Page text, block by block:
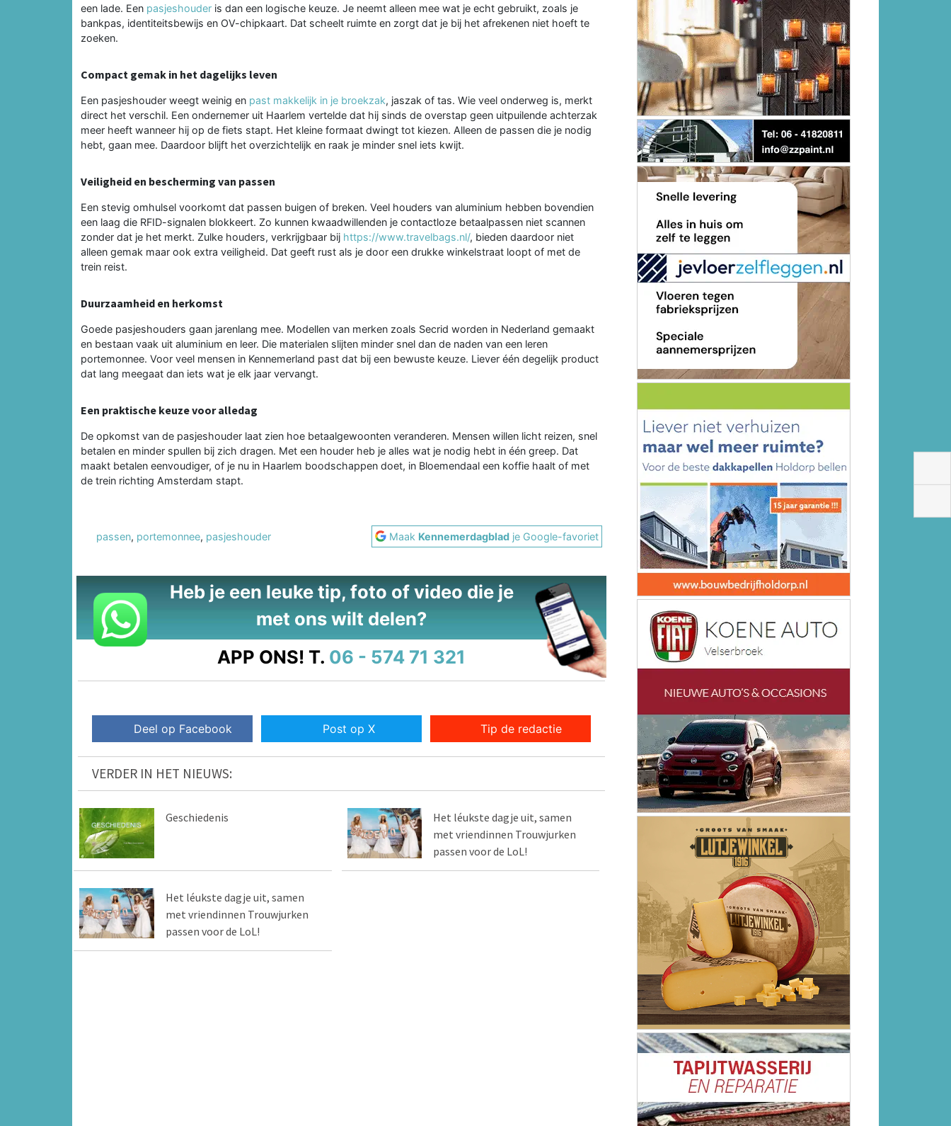
een lade. Een pasjeshouder is dan een logische keuze. Je neemt alleen mee wat je echt gebruikt, zoals je
bankpas, identiteitsbewijs en OV-chipkaart. Dat scheelt ruimte en zorgt dat je bij het afrekenen niet hoeft te
zoeken.
Compact gemak in het dagelijks leven
Een pasjeshouder weegt weinig en past makkelijk in je broekzak, jaszak of tas. Wie veel onderweg is, merkt
direct het verschil. Een ondernemer uit Haarlem vertelde dat hij sinds de overstap geen uitpuilende achterzak
meer heeft wanneer hij op de fiets stapt. Het kleine formaat dwingt tot kiezen. Alleen de passen die je nodig
hebt, gaan mee. Daardoor blijft het overzichtelijk en raak je minder snel iets kwijt.
Veiligheid en bescherming van passen
Een stevig omhulsel voorkomt dat passen buigen of breken. Veel houders van aluminium hebben bovendien
een laag die RFID-signalen blokkeert. Zo kunnen kwaadwillenden je contactloze betaalpassen niet scannen
zonder dat je het merkt. Zulke houders, verkrijgbaar bij https://www.travelbags.nl/, bieden daardoor niet
alleen gemak maar ook extra veiligheid. Dat geeft rust als je door een drukke winkelstraat loopt of met de
trein reist.
Duurzaamheid en herkomst
Goede pasjeshouders gaan jarenlang mee. Modellen van merken zoals Secrid worden in Nederland gemaakt
en bestaan vaak uit aluminium en leer. Die materialen slijten minder snel dan de naden van een leren
portemonnee. Voor veel mensen in Kennemerland past dat bij een bewuste keuze. Liever één degelijk product
dat lang meegaat dan iets wat je elk jaar vervangt.
Een praktische keuze voor alledag
De opkomst van de pasjeshouder laat zien hoe betaalgewoonten veranderen. Mensen willen licht reizen, snel
betalen en minder spullen bij zich dragen. Met een houder heb je alles wat je nodig hebt in één greep. Dat
maakt betalen eenvoudiger, of je nu in Haarlem boodschappen doet, in Bloemendaal een koffie haalt of met
de trein richting Amsterdam stapt.
passen, portemonnee, pasjeshouder Maak Kennemerdagblad je Google-favoriet
Heb je een leuke tip, foto of video die je
met ons wilt delen?
APP ONS! T. 06 - 574 71 321
Deel op Facebook Post op X Tip de redactie
VERDER IN HET NIEUWS:
Geschiedenis
Het léukste dagje uit, samen
met vriendinnen Trouwjurken
passen voor de LoL!
Het léukste dagje uit, samen
met vriendinnen Trouwjurken
passen voor de LoL!